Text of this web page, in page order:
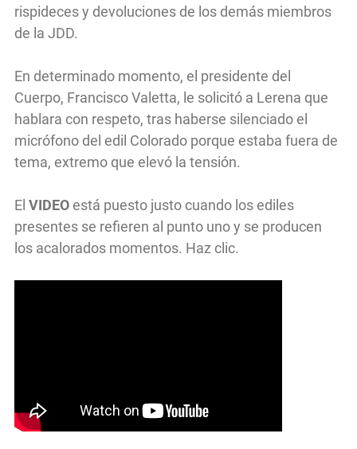
rispideces y devoluciones de los demás miembros
de la JDD.
En determinado momento, el presidente del
Cuerpo, Francisco Valetta, le solicitó a Lerena que
hablara con respeto, tras haberse silenciado el
micrófono del edil Colorado porque estaba fuera de
tema, extremo que elevó la tensión.
El VIDEO está puesto justo cuando los ediles
presentes se refieren al punto uno y se producen
los acalorados momentos. Haz clic.